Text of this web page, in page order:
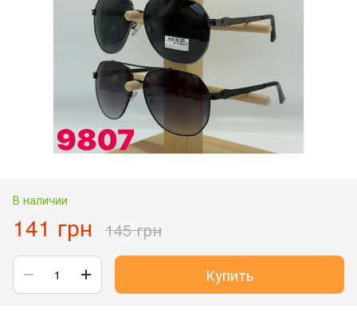
В наличии
141 грн 145 грн
Купить